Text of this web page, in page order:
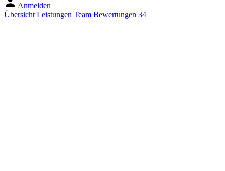
Anmelden
Übersicht Leistungen Team Bewertungen 34